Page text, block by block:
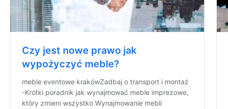
Czy jest nowe prawo jak
wypożyczyć meble?
meble eventowe krakówZadbaj o transport i montaż
-Krótki poradnik jak wynajmować meble imprezowe,
który zmieni wszystko Wynajmowanie mebli